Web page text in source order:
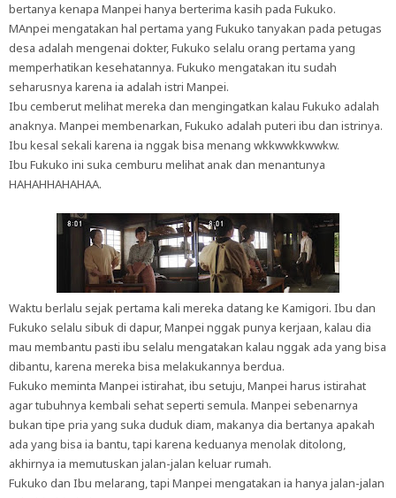
bertanya kenapa Manpei hanya berterima kasih pada Fukuko.
MAnpei mengatakan hal pertama yang Fukuko tanyakan pada petugas
desa adalah mengenai dokter, Fukuko selalu orang pertama yang
memperhatikan kesehatannya. Fukuko mengatakan itu sudah
seharusnya karena ia adalah istri Manpei.
Ibu cemberut melihat mereka dan mengingatkan kalau Fukuko adalah
anaknya. Manpei membenarkan, Fukuko adalah puteri ibu dan istrinya.
Ibu kesal sekali karena ia nggak bisa menang wkkwwkkwwkw.
Ibu Fukuko ini suka cemburu melihat anak dan menantunya
HAHAHHAHAHAA.
Waktu berlalu sejak pertama kali mereka datang ke Kamigori. Ibu dan
Fukuko selalu sibuk di dapur, Manpei nggak punya kerjaan, kalau dia
mau membantu pasti ibu selalu mengatakan kalau nggak ada yang bisa
dibantu, karena mereka bisa melakukannya berdua.
Fukuko meminta Manpei istirahat, ibu setuju, Manpei harus istirahat
agar tubuhnya kembali sehat seperti semula. Manpei sebenarnya
bukan tipe pria yang suka duduk diam, makanya dia bertanya apakah
ada yang bisa ia bantu, tapi karena keduanya menolak ditolong,
akhirnya ia memutuskan jalan-jalan keluar rumah.
Fukuko dan Ibu melarang, tapi Manpei mengatakan ia hanya jalan-jalan